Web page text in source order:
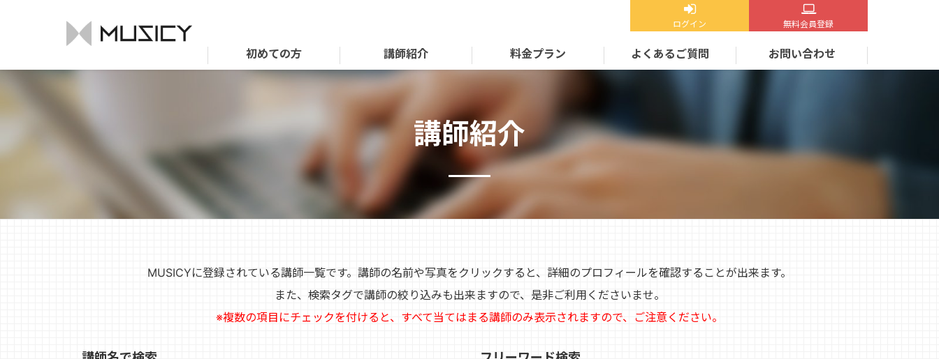
ログイン 無料会員登録
初めての方 講師紹介 料金プラン よくあるご質問 お問い合わせ
講師紹介
MUSICYに登録されている講師一覧です。講師の名前や写真をクリックすると、詳細のプロフィールを確認することが出来ます。
また、検索タグで講師の絞り込みも出来ますので、是非ご利用くださいませ。
※複数の項目にチェックを付けると、すべて当てはまる講師のみ表示されますので、ご注意ください。